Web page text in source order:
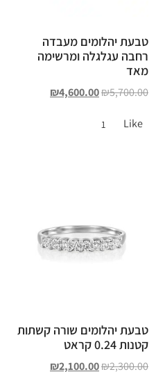
טבעת יהלומים מעבדה
רחבה עגלגלה ומרשימה
מאד
₪5,700.00
₪4,600.00
Like
1
טבעת יהלומים שורה קשתות
קטנות 0.24 קראט
₪2,300.00
₪2,100.00